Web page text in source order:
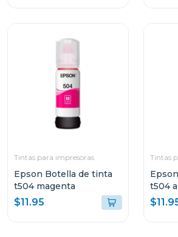
Tintas para impresoras
Epson Botella de tinta
t504 magenta
$11.95
Tintas
t504